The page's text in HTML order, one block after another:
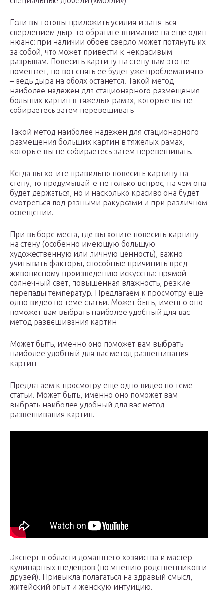
Если вы готовы приложить усилия и заняться
сверлением дыр, то обратите внимание на еще один
нюанс: при наличии обоев сверло может потянуть их
за собой, что может привести к некрасивым
разрывам. Повесить картину на стену вам это не
помешает, но вот снять ее будет уже проблематично
– ведь дыра на обоях останется. Такой метод
наиболее надежен для стационарного размещения
больших картин в тяжелых рамах, которые вы не
собираетесь затем перевешивать
Такой метод наиболее надежен для стационарного
размещения больших картин в тяжелых рамах,
которые вы не собираетесь затем перевешивать.
Когда вы хотите правильно повесить картину на
стену, то продумывайте не только вопрос, на чем она
будет держаться, но и насколько красиво она будет
смотреться под разными ракурсами и при различном
освещении.
При выборе места, где вы хотите повесить картину
на стену (особенно имеющую большую
художественную или личную ценность), важно
учитывать факторы, способные причинить вред
живописному произведению искусства: прямой
солнечный свет, повышенная влажность, резкие
перепады температур. Предлагаем к просмотру еще
одно видео по теме статьи. Может быть, именно оно
поможет вам выбрать наиболее удобный для вас
метод развешивания картин
Может быть, именно оно поможет вам выбрать
наиболее удобный для вас метод развешивания
картин
Предлагаем к просмотру еще одно видео по теме
статьи. Может быть, именно оно поможет вам
выбрать наиболее удобный для вас метод
развешивания картин.
Эксперт в области домашнего хозяйства и мастер
кулинарных шедевров (по мнению родственников и
друзей). Привыкла полагаться на здравый смысл,
житейский опыт и женскую интуицию.